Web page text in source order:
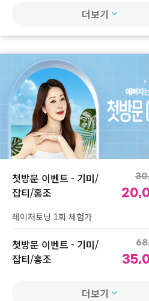
더보기
첫방문 이벤트 - 기미/
잡티/홍조
레이저토닝 1회 체험가
첫방문 이벤트 - 기미/
잡티/홍조
더보기